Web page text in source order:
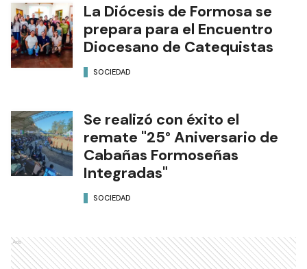
La Diócesis de Formosa se
prepara para el Encuentro
Diocesano de Catequistas
SOCIEDAD
Se realizó con éxito el
remate "25° Aniversario de
Cabañas Formoseñas
Integradas"
SOCIEDAD
Ads